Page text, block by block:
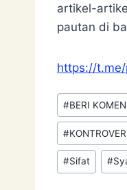
artikel-
pautan di
https://
Post
Tags:
#BERI
#
#Sifat #